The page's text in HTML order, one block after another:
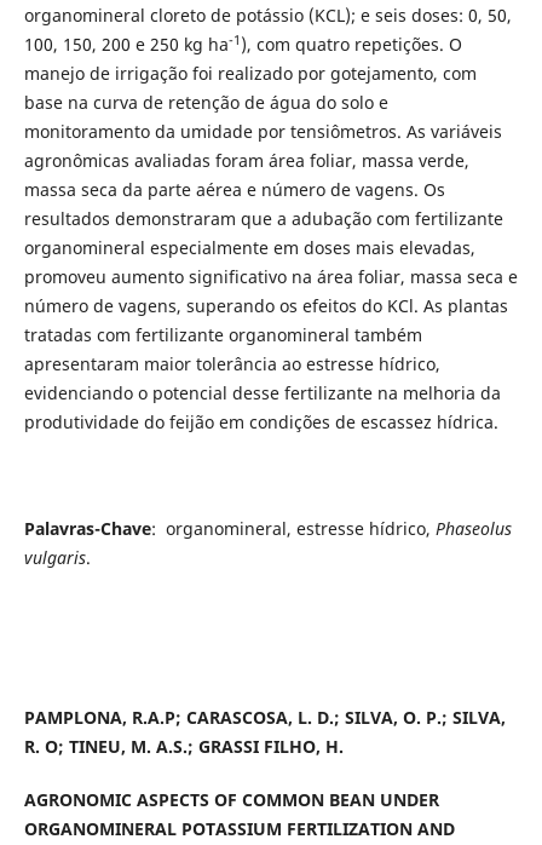
organomineral cloreto de potássio (KCL); e seis doses: 0, 50,
100, 150, 200 e 250 kg ha-1 ), com quatro repetições. O
manejo de irrigação foi realizado por gotejamento, com
base na curva de retenção de água do solo e
monitoramento da umidade por tensiômetros. As variáveis
agronômicas avaliadas foram área foliar, massa verde,
massa seca da parte aérea e número de vagens. Os
resultados demonstraram que a adubação com fertilizante
organomineral especialmente em doses mais elevadas,
promoveu aumento significativo na área foliar, massa seca e
número de vagens, superando os efeitos do KCl. As plantas
tratadas com fertilizante organomineral também
apresentaram maior tolerância ao estresse hídrico,
evidenciando o potencial desse fertilizante na melhoria da
produtividade do feijão em condições de escassez hídrica.
Palavras-Chave: organomineral, estresse hídrico, Phaseolus
vulgaris.
PAMPLONA, R.A.P; CARASCOSA, L. D.; SILVA, O. P.; SILVA,
R. O; TINEU, M. A.S.; GRASSI FILHO, H.
AGRONOMIC ASPECTS OF COMMON BEAN UNDER
ORGANOMINERAL POTASSIUM FERTILIZATION AND